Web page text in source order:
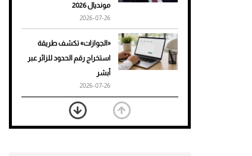
مونديال 2026
2026-07-26
«الجوازات» تكشف طريقة
استخراج رقم الحدود للزائر عبر
أبشر
2026-07-26
بعد 7 أشهر من تعرضه لحادث
مروع.. جوشوا يفوز على برينغا